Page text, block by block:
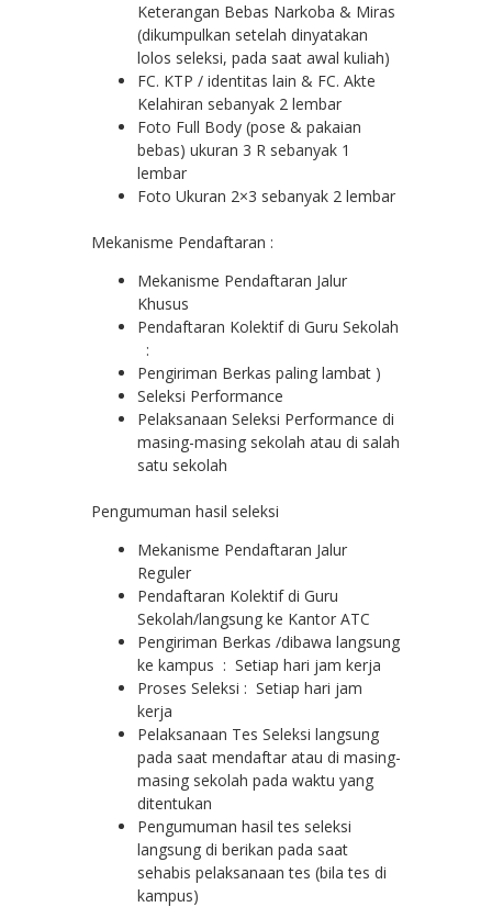
Keterangan Bebas Narkoba & Miras
(dikumpulkan setelah dinyatakan
lolos seleksi, pada saat awal kuliah)
FC. KTP / identitas lain & FC. Akte
Kelahiran sebanyak 2 lembar
Foto Full Body (pose & pakaian
bebas) ukuran 3 R sebanyak 1
lembar
Foto Ukuran 2×3 sebanyak 2 lembar
Mekanisme Pendaftaran :
Mekanisme Pendaftaran Jalur
Khusus
Pendaftaran Kolektif di Guru Sekolah
:
Pengiriman Berkas paling lambat )
Seleksi Performance
Pelaksanaan Seleksi Performance di
masing-masing sekolah atau di salah
satu sekolah
Pengumuman hasil seleksi
Mekanisme Pendaftaran Jalur
Reguler
Pendaftaran Kolektif di Guru
Sekolah/langsung ke Kantor ATC
Pengiriman Berkas /dibawa langsung
ke kampus : Setiap hari jam kerja
Proses Seleksi : Setiap hari jam
kerja
Pelaksanaan Tes Seleksi langsung
pada saat mendaftar atau di masing-
masing sekolah pada waktu yang
ditentukan
Pengumuman hasil tes seleksi
langsung di berikan pada saat
sehabis pelaksanaan tes (bila tes di
kampus)